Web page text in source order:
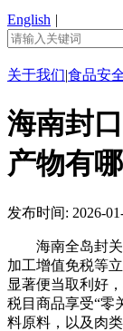
English |
关于我们|食品安
海南封
产物有
发布时间: 2026-
海南全岛封关
加工增值免税等
显著便当取利好
税目商品享受“零
料原料，以及肉